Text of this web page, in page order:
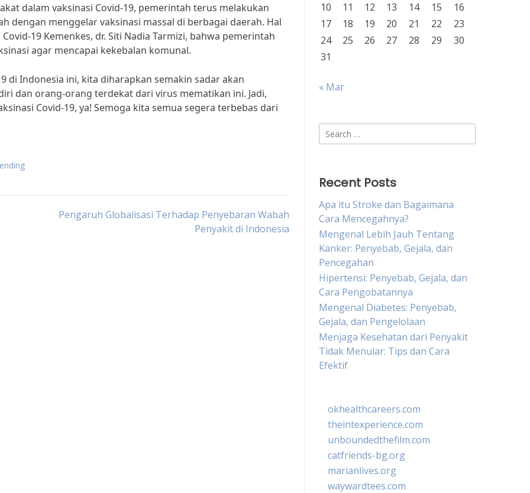
dalam vaksinasi Covid-19, pemerintah terus melakukan
dengan menggelar vaksinasi massal di berbagai daerah. Hal
19 Kemenkes, dr. Siti Nadia Tarmizi, bahwa pemerintah
agar mencapai kekebalan komunal.
di Indonesia ini, kita diharapkan semakin sadar akan
dan orang-orang terdekat dari virus mematikan ini. Jadi,
Covid-19, ya! Semoga kita semua segera terbebas dari
Pengaruh Globalisasi Terhadap Penyebaran Wabah
Penyakit di Indonesia
10
11 12 13 14 15
16
17
18 19 20 21 22
23
24
25 26 27 28 29
30
31
« Mar
Search
for:
Recent Posts
Apa itu Stroke dan Bagaimana
Cara Mencegahnya?
Mengenal Lebih Jauh Tentang
Kanker: Penyebab, Gejala, dan
Pencegahan
Hipertensi: Penyebab, Gejala, dan
Cara Pengobatannya
Mengenal Diabetes: Penyebab,
Gejala, dan Pengelolaan
Menjaga Kesehatan dari Penyakit
Tidak Menular: Tips dan Cara
Efektif
okhealthcareers.com
theintexperience.com
unboundedthefilm.com
catfriends-bg.org
marianlives.org
waywardtees.com